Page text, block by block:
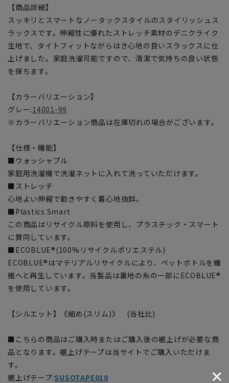
【商品詳細】
スッキリとスマートなノータックスタイルのスタイリッシュス
ラックスです。伸縮性に優れたストレッチ素材のデニクライク
生地で、タイトフィットながらはき心地の良いスラックスに仕
上げました。家庭洗濯可能ですので、清潔で気持ちの良い状態
を保ちます。
【カラーバリエーション】
グレー:14001-99
※カラーバリエーション商品は在庫切れの場合がございます。
【仕様・機能】
■ウォッシャブル
家庭用洗濯機で洗濯ネットに入れて洗っていただけます。
■ストレッチ
心地よい伸縮で動きやすく着心地抜群。
■Plastics Smart
この商品はリサイクル原料を使用し、プラスチック・スマート
に賛同しています。
■ECOBLUE®(100%リサイクルポリエステル)
ECOBLUE®はマテリアルリサイクルにより、ペットボトルを繊
維へと再生しています。当製品は裏地の糸の一部にECOBLUE®
を使用しています。
【シルエット】《細め(スリム)》 (当社比)
■こちらの商品はご購入時またはご購入後の裾上げが必要な商
品となります。裾上げテープは当サイトでご購入いただけま
す。
裾上げテープ:SUSOTAPE010